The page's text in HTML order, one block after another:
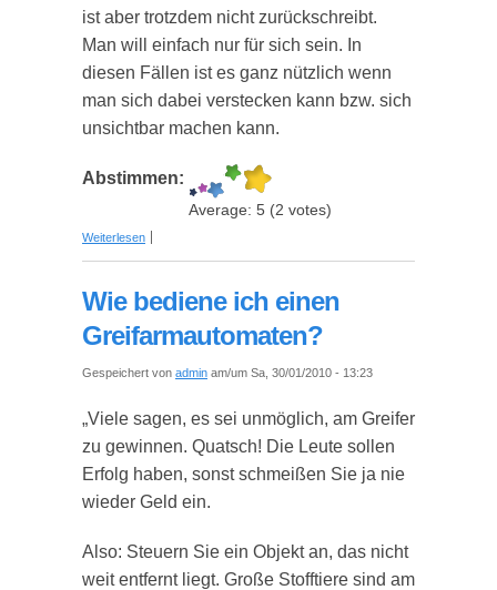
ist aber trotzdem nicht zurückschreibt.
Man will einfach nur für sich sein. In
diesen Fällen ist es ganz nützlich wenn
man sich dabei verstecken kann bzw. sich
unsichtbar machen kann.
Abstimmen:
Average: 5 (2 votes)
Weiterlesen über Wie mache ich mich auf Facebook
Wie bediene ich einen
Greifarmautomaten?
Gespeichert von admin am/um Sa, 30/01/2010 - 13:23
„Viele sagen, es sei unmöglich, am Greifer
zu gewinnen. Quatsch! Die Leute sollen
Erfolg haben, sonst schmeißen Sie ja nie
wieder Geld ein.
Also: Steuern Sie ein Objekt an, das nicht
weit entfernt liegt. Große Stofftiere sind am